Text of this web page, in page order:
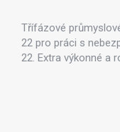
Třífázové
22 pro práci s
22. Extra výkonné a